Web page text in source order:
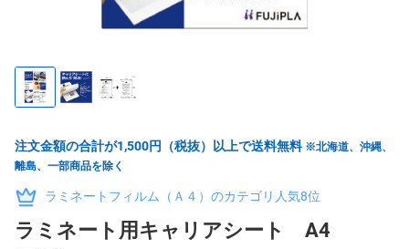
注文金額の合計が1,500円（税抜）以上で送料無料 ※北海道、沖縄、
離島、一部商品を除く
ラミネートフィルム（Ａ４）のカテゴリ人気8位
ラミネート用キャリアシート A4